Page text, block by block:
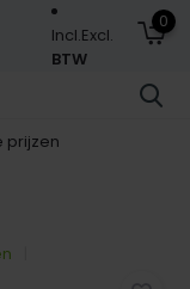
Incl.Excl.
BTW
0
prijzen